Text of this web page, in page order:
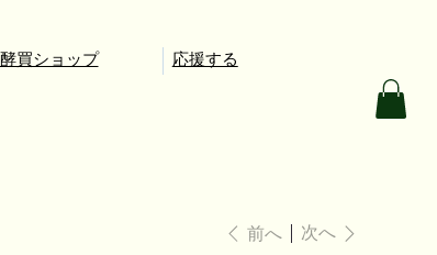
酵買ショップ 応援する
前へ 次へ